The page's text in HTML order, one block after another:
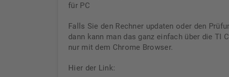
für PC
Falls Sie den Rechner updaten oder den
dann kann man das ganz einfach über die TI
nur mit dem Chrome Browser.
Hier der Link: